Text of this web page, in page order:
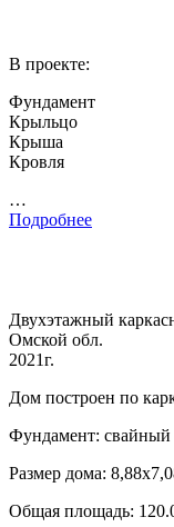
В проекте:
Фундамент
Крыльцо
Крыша
Кровля
…
Подробнее
Двухэтажный
Омской обл.
2021г.
Дом построен по
Фундамент: свайный
Размер дома:
Общая площадь: